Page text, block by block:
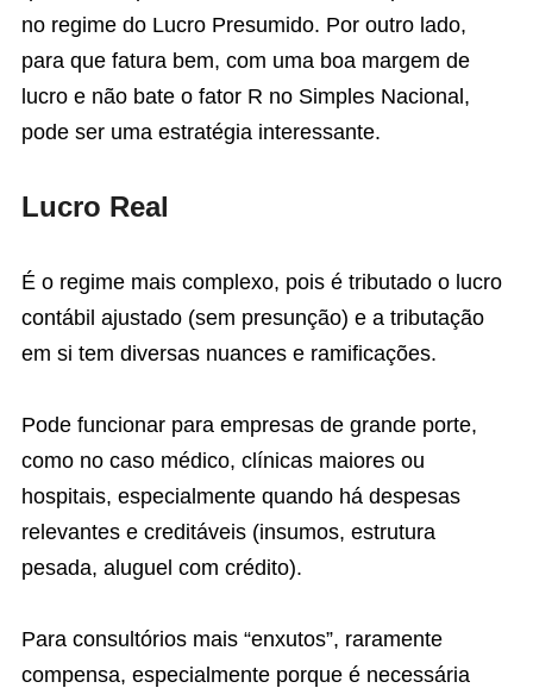
no regime do Lucro Presumido. Por outro lado,
para que fatura bem, com uma boa margem de
lucro e não bate o fator R no Simples Nacional,
pode ser uma estratégia interessante.
Lucro Real
É o regime mais complexo, pois é tributado o lucro
contábil ajustado (sem presunção) e a tributação
em si tem diversas nuances e ramificações.
Pode funcionar para empresas de grande porte,
como no caso médico, clínicas maiores ou
hospitais, especialmente quando há despesas
relevantes e creditáveis (insumos, estrutura
pesada, aluguel com crédito).
Para consultórios mais “enxutos”, raramente
compensa, especialmente porque é necessária